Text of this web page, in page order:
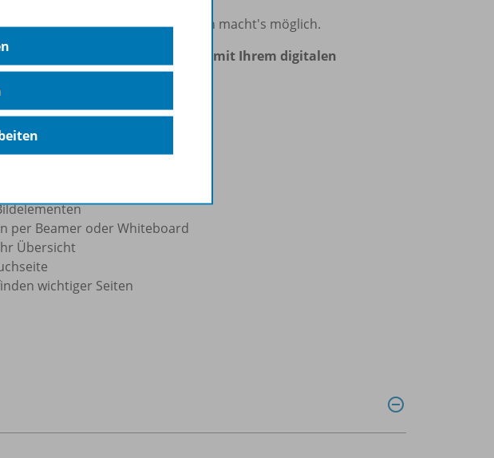
zu. Eine Hotspot-Funktion macht's möglich.
und einfaches Arbeiten mit Ihrem digitalen
Volltextsuche im Schulbuch
Text bzw. Textzeilen
grafische Akzente
per Beamer oder Whiteboard
Übersicht
wichtiger Seiten